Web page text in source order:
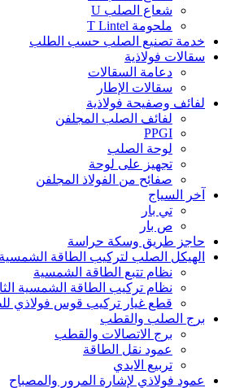
شعاع الصلب U
ملحومة T Lintel
خدمة تصنيع الصلب حسب الطلب
سقالات فولاذية
دعامة السقالات
سقالات الإطار
لفائف وصفيحة فولاذية
لفائف الصلب المجلفن
PPGI
لوحة الصلب
تجهيز على لوحة
صفائح من الفولاذ المجلفن
آخر السياج
تي بار
ص بار
حاجز طريق وسكة حراسة
الهيكل الصلب لتركيب الطاقة الشمسية
نظام تتبع الطاقة الشمسية
نظام تركيب الطاقة الشمسية
قطع غيار تركيب قوس فولاذي
برج الصلب والقطب
برج الاتصالات والقطب
عمود نقل الطاقة
تربيع الايدي
عمود فولاذي لإشارة المرور والمصباح